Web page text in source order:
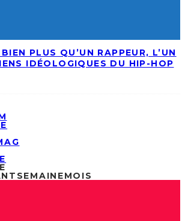
PLUS QU’UN RAPPEUR, L’UN
IDÉOLOGIQUES DU HIP-HOP
SEMAINEMOIS